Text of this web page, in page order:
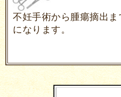
不妊手術から腫瘍摘出
になります。